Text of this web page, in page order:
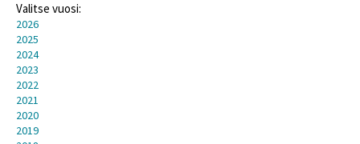
Valitse vuosi:
2026
2025
2024
2023
2022
2021
2020
2019